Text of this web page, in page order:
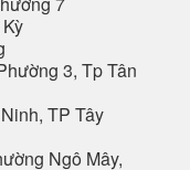
3, Tp Tân
TP Tây
Ngô Mây,